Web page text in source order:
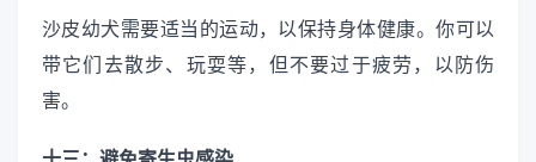
沙皮幼犬需要适当的运动，以保持身体健康。你可以
带它们去散步、玩耍等，但不要过于疲劳，以防伤
害。